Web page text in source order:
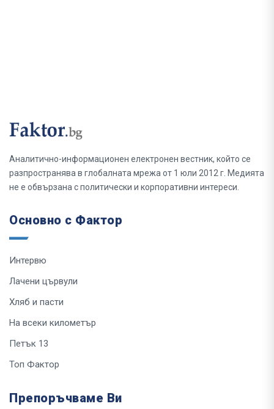
Аналитично-информационен електронен вестник, който се
разпространява в глобалната мрежа от 1 юли 2012 г. Медията
не е обвързана с политически и корпоративни интереси.
Основно с Фактор
Интервю
Лачени цървули
Хляб и пасти
На всеки километър
Петък 13
Топ Фактор
Препоръчваме Ви